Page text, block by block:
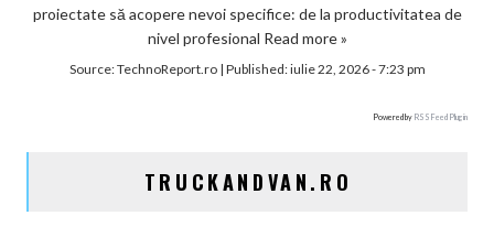
proiectate să acopere nevoi specifice: de la productivitatea de
nivel profesional Read more »
Source:TechnoReport.ro| Published:iulie 22, 2026 - 7:23 pm
Powered by RSS Feed Plugin
TRUCKANDVAN.RO